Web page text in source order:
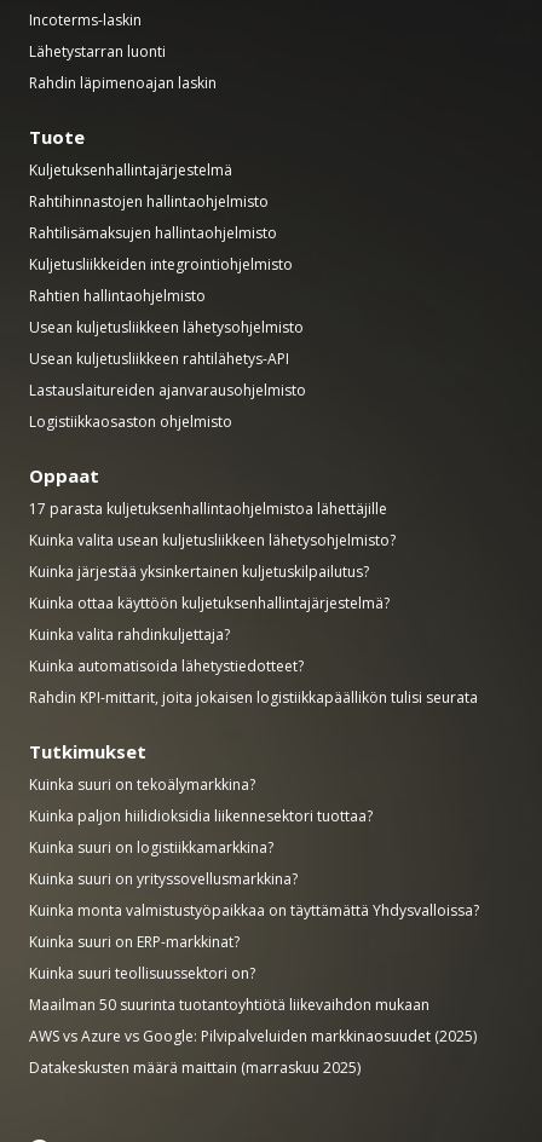
Incoterms-laskin
Lähetystarran luonti
Rahdin läpimenoajan laskin
Tuote
Kuljetuksenhallintajärjestelmä
Rahtihinnastojen hallintaohjelmisto
Rahtilisämaksujen hallintaohjelmisto
Kuljetusliikkeiden integrointiohjelmisto
Rahtien hallintaohjelmisto
Usean kuljetusliikkeen lähetysohjelmisto
Usean kuljetusliikkeen rahtilähetys-API
Lastauslaitureiden ajanvarausohjelmisto
Logistiikkaosaston ohjelmisto
Oppaat
17 parasta kuljetuksenhallintaohjelmistoa lähettäjille
Kuinka valita usean kuljetusliikkeen lähetysohjelmisto?
Kuinka järjestää yksinkertainen kuljetuskilpailutus?
Kuinka ottaa käyttöön kuljetuksenhallintajärjestelmä?
Kuinka valita rahdinkuljettaja?
Kuinka automatisoida lähetystiedotteet?
Rahdin KPI-mittarit, joita jokaisen logistiikkapäällikön tulisi seurata
Tutkimukset
Kuinka suuri on tekoälymarkkina?
Kuinka paljon hiilidioksidia liikennesektori tuottaa?
Kuinka suuri on logistiikkamarkkina?
Kuinka suuri on yrityssovellusmarkkina?
Kuinka monta valmistustyöpaikkaa on täyttämättä Yhdysvalloissa?
Kuinka suuri on ERP-markkinat?
Kuinka suuri teollisuussektori on?
Maailman 50 suurinta tuotantoyhtiötä liikevaihdon mukaan
AWS vs Azure vs Google: Pilvipalveluiden markkinaosuudet (2025)
Datakeskusten määrä maittain (marraskuu 2025)